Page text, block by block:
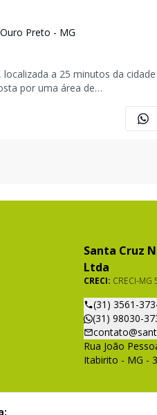
Preto - MG
localizada a 25 minutos da cidade
por uma área de
sala ampla, cozinha caipira,
com piscina. Ótima
Santa Cruz
Ltda
CRECI: CRECI-MG
(31) 3561-
(31) 98030-
Rua João
Itabirito - MG -